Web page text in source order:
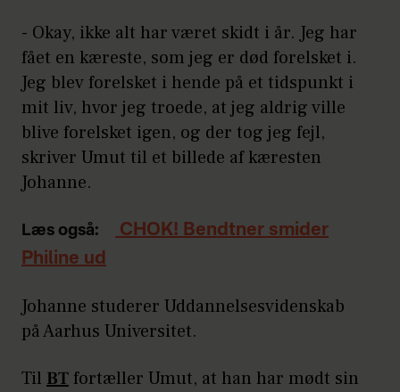
- Okay, ikke alt har været skidt i år. Jeg har
fået en kæreste, som jeg er død forelsket i.
Jeg blev forelsket i hende på et tidspunkt i
mit liv, hvor jeg troede, at jeg aldrig ville
blive forelsket igen, og der tog jeg fejl,
skriver Umut til et billede af kæresten
Johanne.
Læs også:
CHOK! Bendtner smider
Philine ud
Johanne studerer Uddannelsesvidenskab
på Aarhus Universitet.
Til BT fortæller Umut, at han har mødt sin